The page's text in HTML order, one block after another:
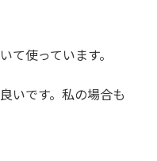
て使っています。
いです。私の場合も